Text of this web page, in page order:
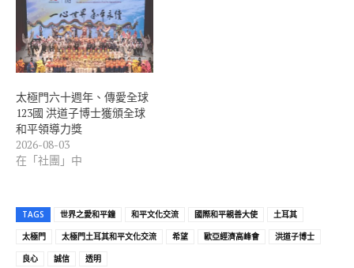
太極門六十週年、傳愛全球
123國 洪道子博士獲頒全球
和平領導力獎
2026-08-03
在「社團」中
TAGS 世界之愛和平鐘 和平文化交流 國際和平親善大使
土耳其
太極門
太極門土耳其和平文化交流 希望 歐亞經濟高峰會
洪道子博士
良心
誠信 透明